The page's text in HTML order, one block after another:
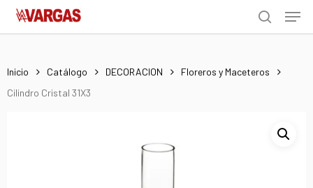
Skip
search
Menu
Inicio Catálogo DECORACION
Floreros y Maceteros
Cilindro Cristal 31X3